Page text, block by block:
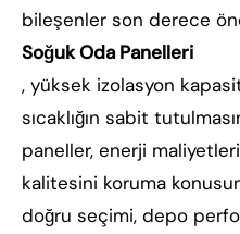
bileşenler son derece
Soğuk Oda Panelleri
, yüksek izolasyon
sıcaklığın sabit
paneller, enerji
kalitesini koruma
doğru seçimi, depo